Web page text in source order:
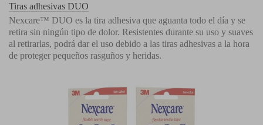
Tiras adhesivas DUO
Nexcare™ DUO es la tira adhesiva que aguanta todo el día y se
retira sin ningún tipo de dolor. Resistentes durante su uso y suaves
al retirarlas, podrá dar el uso debido a las tiras adhesivas a la hora
de proteger pequeños rasguños y heridas.